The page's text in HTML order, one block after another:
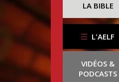
LA BIBLE
L'AELF
VIDÉOS &
PODCASTS